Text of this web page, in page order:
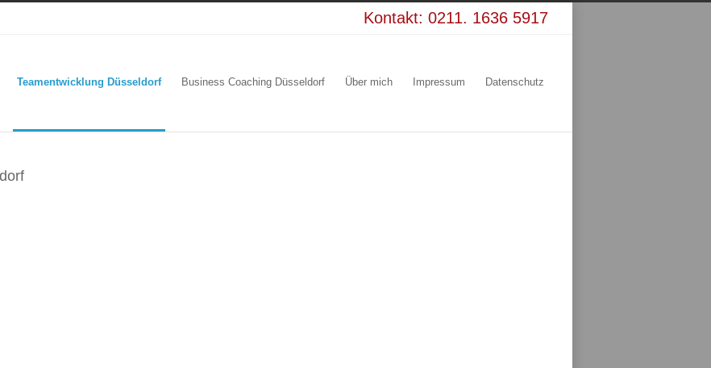
Kontakt: 0211. 1636 5917
Teamentwicklung Düsseldorf Business Coaching Düsseldorf Über mich Impressum Datenschutz